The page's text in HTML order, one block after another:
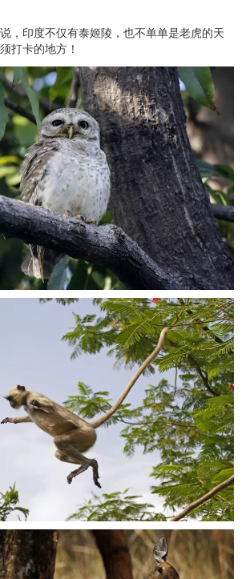
，印度不仅有泰姬陵，也不单单是老虎的天
打卡的地方！